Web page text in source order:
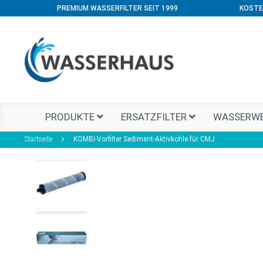
PREMIUM WASSERFILTER SEIT 1999
PRODUKTE ERSATZFILTER
Startseite KOMBI-Vorfilter Sediment-Aktivkohle für CMJ
Ende
der